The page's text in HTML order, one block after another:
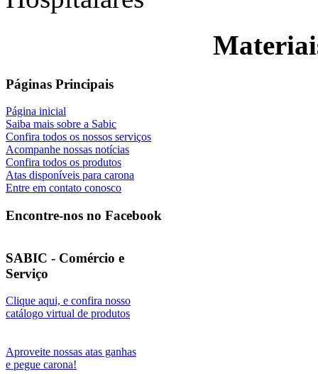
Páginas Principais
Página inicial
Saiba mais sobre a Sabic
Confira todos os nossos serviços
Acompanhe nossas notícias
Confira todos os produtos
Atas disponíveis para carona
Entre em contato conosco
Encontre-nos no Facebook
SABIC - Comércio e
Serviço
Clique aqui, e confira nosso
catálogo virtual de produtos
Aproveite nossas atas ganhas
e pegue carona!